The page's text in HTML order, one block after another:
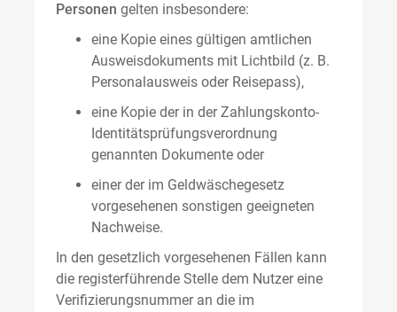
Personen gelten insbesondere:
eine Kopie eines gültigen amtlichen
Ausweisdokuments mit Lichtbild (z. B.
Personalausweis oder Reisepass),
eine Kopie der in der Zahlungskonto-
Identitätsprüfungsverordnung
genannten Dokumente oder
einer der im Geldwäschegesetz
vorgesehenen sonstigen geeigneten
Nachweise.
In den gesetzlich vorgesehenen Fällen kann
die registerführende Stelle dem Nutzer eine
Verifizierungsnummer an die im